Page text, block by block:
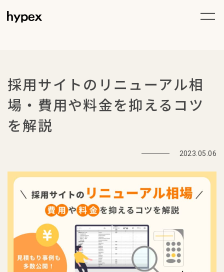
採用サイトのリニューアル相
場・費用や料金を抑えるコツ
を解説
2023.05.06